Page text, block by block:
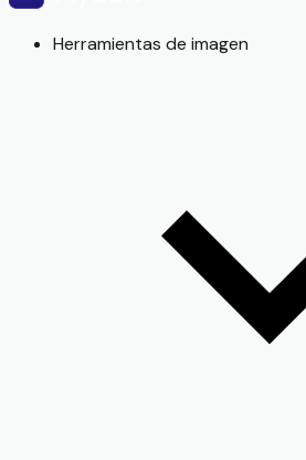
Herramientas de imagen